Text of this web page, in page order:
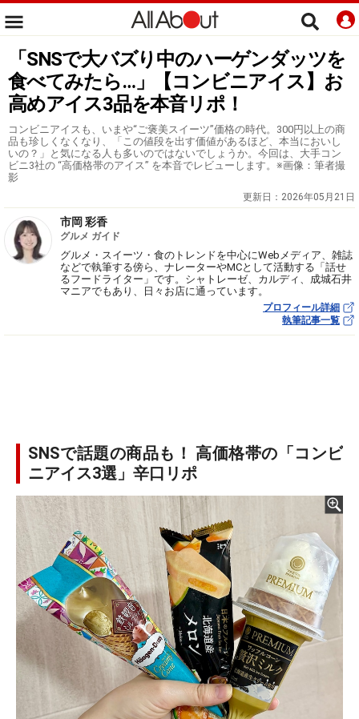
「SNSで大バズり中のハーゲンダッツを
食べてみたら…」【コンビニアイス】お
高めアイス3品を本音リポ！
コンビニアイスも、いまや“ご褒美スイーツ”価格の時代。300円以上の商
品も珍しくなくなり、「この値段を出す価値があるほど、本当においし
いの？」と気になる人も多いのではないでしょうか。今回は、大手コン
ビニ3社の “高価格帯のアイス” を本音でレビューします。※画像：筆者撮
影
更新日： 2026年05月21日
市岡 彩香
グルメ ガイド
グルメ・スイーツ・食のトレンドを中心にWebメディア、雑誌
などで執筆する傍ら、ナレーターやMCとして活動する「話せ
るフードライター」です。シャトレーゼ、カルディ、成城石井
マニアでもあり、日々お店に通っています。
プロフィール詳細
執筆記事一覧
SNSで話題の商品も！ 高価格帯の「コンビ
ニアイス3選」辛口リポ